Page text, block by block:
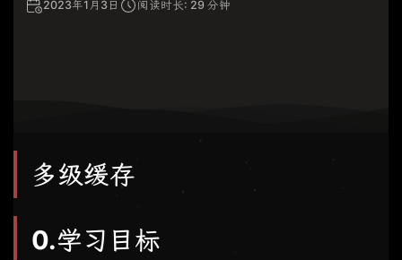
2023年1月3日 阅读时长: 29 分钟
多级缓存
0.学习目标